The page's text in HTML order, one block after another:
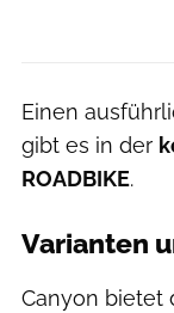
Einen
gibt es in der
ROADBIKE.
Varianten
Canyon bietet